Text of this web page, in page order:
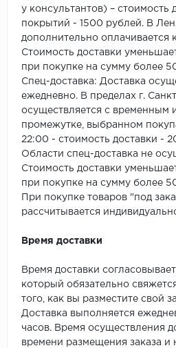
у консультантов) – стоимость
покрытий - 1500 рублей. В
дополнительно оплачивается
Стоимость доставки
при покупке на сумму более
Спец-доставка: Доставка
ежедневно. В пределах г.
осуществляется с временным
промежутке, выбранном
22:00 - стоимость доставки -
Области спец-доставка не
Стоимость доставки
при покупке на сумму более
При покупке товаров "под
рассчитывается
Время доставки
Время доставки
который обязательно
того, как вы разместите свой
Доставка выполняется
часов. Время осуществления
времени размещения заказа и